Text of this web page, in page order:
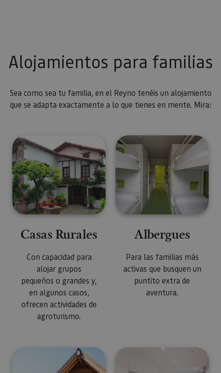
Alojamientos para familias
Sea como sea tu familia, en el Reyno tenéis un alojamiento
que se adapta exactamente a lo que tienes en mente. Mira:
Casas Rurales
Con capacidad para
alojar grupos
pequeños o grandes y,
en algunos casos,
ofrecen actividades de
agroturismo.
Albergues
Para las familias más
activas que busquen un
puntito extra de
aventura.